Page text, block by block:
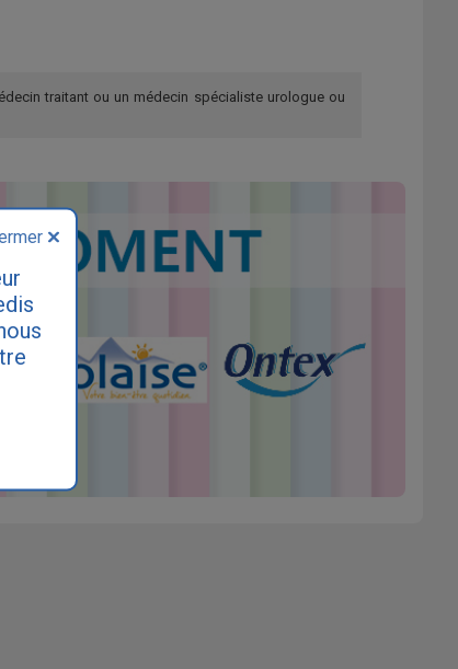
traitant ou un médecin spécialiste urologue ou